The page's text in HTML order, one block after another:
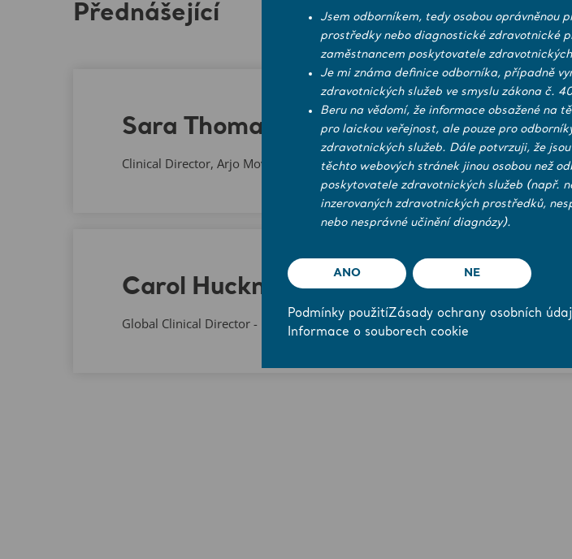
Přednášející
Sara Thomas
Clinical Director, Arjo Move
Carol Hucknall
Global Clinical Director - Patient Handling and Hygiene
Jsem odborníkem, tedy osobou oprávněnou
prostředky nebo diagnostické zdravotnické
zaměstnancem poskytovatele
Je mi známa definice odborníka, případně
zdravotnických služeb ve smyslu zákona č.
Beru na vědomí, že informace obsažené na
pro laickou veřejnost, ale pouze pro
zdravotnických služeb. Dále potvrzuji, že
těchto webových stránek jinou osobou než
poskytovatele zdravotnických služeb (např.
inzerovaných zdravotnických prostředků,
nebo nesprávné učinění diagnózy).
ANO NE
Podmínky použitíZásady ochrany osobních
Informace o souborech cookie